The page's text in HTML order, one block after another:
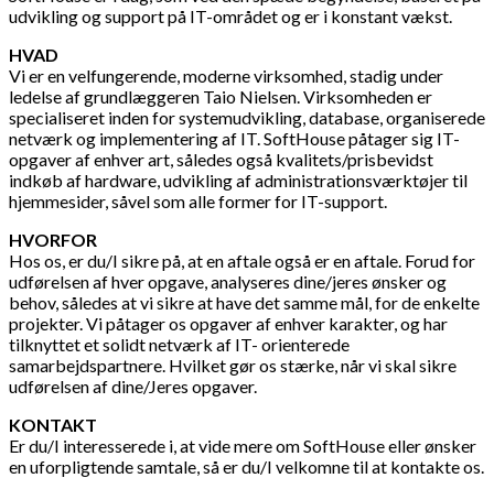
udvikling og support på IT-området og er i konstant vækst.
HVAD
Vi er en velfungerende, moderne virksomhed, stadig under
ledelse af grundlæggeren Taio Nielsen. Virksomheden er
specialiseret inden for systemudvikling, database, organiserede
netværk og implementering af IT. SoftHouse påtager sig IT-
opgaver af enhver art, således også kvalitets/prisbevidst
indkøb af hardware, udvikling af administrationsværktøjer til
hjemmesider, såvel som alle former for IT-support.
HVORFOR
Hos os, er du/I sikre på, at en aftale også er en aftale. Forud for
udførelsen af hver opgave, analyseres dine/jeres ønsker og
behov, således at vi sikre at have det samme mål, for de enkelte
projekter. Vi påtager os opgaver af enhver karakter, og har
tilknyttet et solidt netværk af IT- orienterede
samarbejdspartnere. Hvilket gør os stærke, når vi skal sikre
udførelsen af dine/Jeres opgaver.
KONTAKT
Er du/I interesserede i, at vide mere om SoftHouse eller ønsker
en uforpligtende samtale, så er du/I velkomne til at kontakte os.